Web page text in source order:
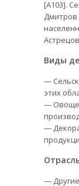
[А103].
Дмитров
Виды
—
этих
—
—
—